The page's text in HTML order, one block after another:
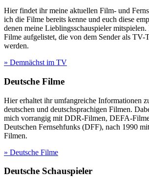
Hier findet ihr meine aktuellen Film- und
ich die Filme bereits kenne und euch diese
denen meine Lieblingsschauspieler mitspielen.
Filme aufgelistet, die von dem Sender als TV-
werden.
» Demnächst im TV
Deutsche Filme
Hier erhaltet ihr umfangreiche Informationen
deutschen und deutschsprachigen Filmen.
mich vorrangig mit DDR-Filmen, DEFA-
Deutschen Fernsehfunks (DFF), nach 1990
Filmen.
» Deutsche Filme
Deutsche Schauspieler